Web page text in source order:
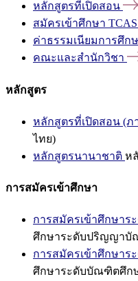
หลักสูตรที่เปิดสอน
สมัครเข้าศึกษา TCAS
ค่าธรรมเนียมการศึก
คณะและสำนักวิชา
หลักสูตร
หลักสูตรที่เปิดสอน (ภ
ไทย)
หลักสูตรนานาชาติ ห
การสมัครเข้าศึกษา
การสมัครเข้าศึกษา
ศึกษาระดับปริญญา
การสมัครเข้าศึกษา
ศึกษาระดับบัณฑิตศึก